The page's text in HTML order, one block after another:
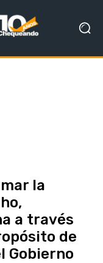
la
a través
de
Gobierno